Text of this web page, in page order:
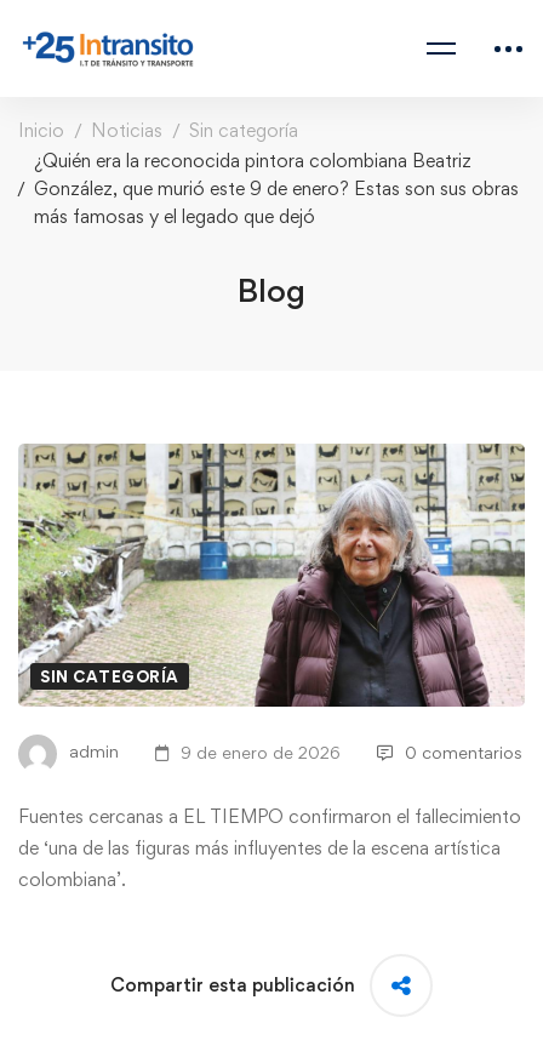
Inicio Noticias
Sin categoría
¿Quién era la reconocida pintora colombiana Beatriz
González, que murió este 9 de enero? Estas son sus obras
más famosas y el legado que dejó
Blog
SIN CATEGORÍA
admin 9 de enero de 2026 0 comentarios
Fuentes cercanas a EL TIEMPO confirmaron el fallecimiento
de ‘una de las figuras más influyentes de la escena artística
colombiana’.
Compartir esta publicación